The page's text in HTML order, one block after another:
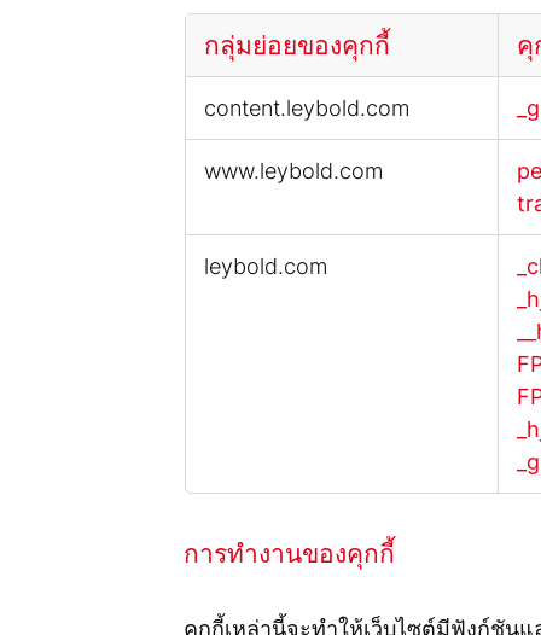
ประสิทธิภาพ
คุกกี้
กลุ่มย่อยของคุกกี้ คุ
content.leybold.com
www.leybold.com
leybold.com
การทำงานของคุกกี้
คุกกี้เหล่านี้จะทำให้เว็บไซต์มีฟังก์ชัน